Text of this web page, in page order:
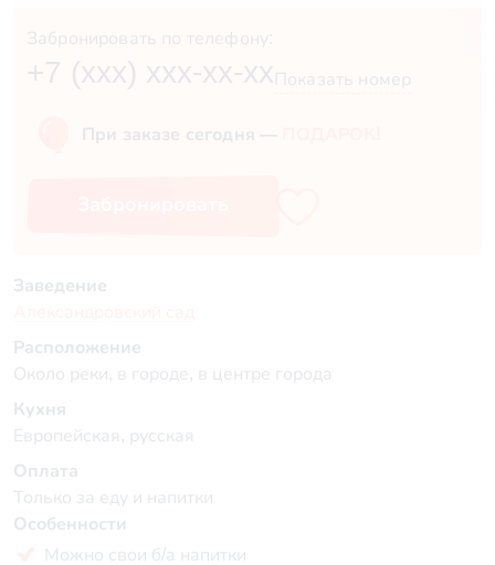
Забронировать по телефону:
+7 (xxx) xxx-xx-xx Показать номер
При заказе сегодня —
Заведение
Расположение
Около реки, в городе, в центре города
Кухня
Европейская, русская
Оплата
Только за еду и напитки
Особенности
Можно свои б/а напитки